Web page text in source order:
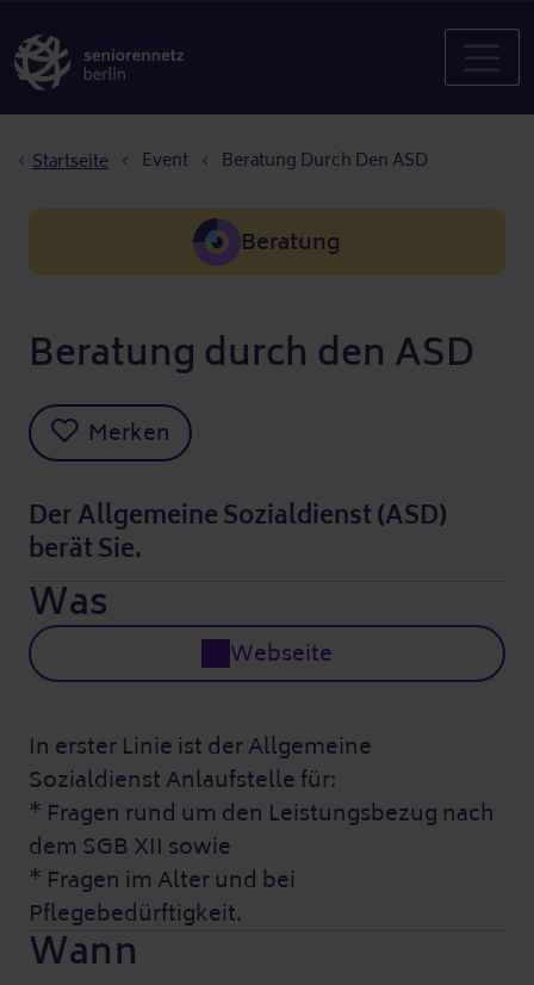
Startseite Event Beratung Durch Den ASD
Beratung
Beratung durch den ASD
Merken
Der Allgemeine Sozialdienst (ASD)
berät Sie.
Was
Webseite
In erster Linie ist der Allgemeine
Sozialdienst Anlaufstelle für:
* Fragen rund um den Leistungsbezug nach
dem SGB XII sowie
* Fragen im Alter und bei
Pflegebedürftigkeit.
Wann